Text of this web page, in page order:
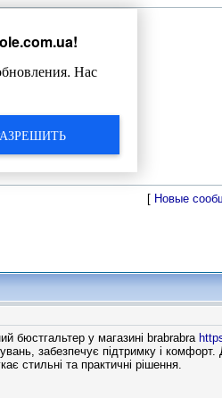
[ Новые
бюстгальтер у магазині brabrabra
забезпечує підтримку і
стильні та практичні рішення.
!
Нас